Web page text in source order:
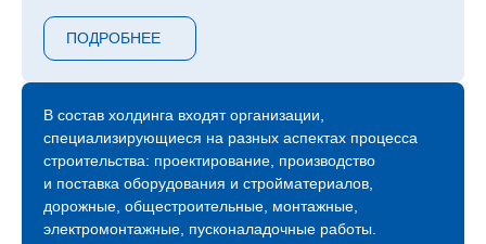
очереди ЛАЭС – 7 и 8 блоков, градирни второго
энергоблока Курской АЭС, инновационный проект
ОДЭК «Прорыв» с реактором на быстрых нейтронах
в Северске, Центра коллективного пользования
«Сибирский кольцевой источник фотонов»
С 2015 года холдинг «ТИТАН‑2» присутствует
на международной арене атомных строек и на
сегодняшний день мы являемся генеральными
ПОДРОБНЕЕ
В состав холдинга входят организации,
специализирующиеся на разных аспектах процесса
строительства: проектирование, производство
и поставка оборудования и стройматериалов,
дорожные, общестроительные, монтажные,
электромонтажные, пусконаладочные работы.